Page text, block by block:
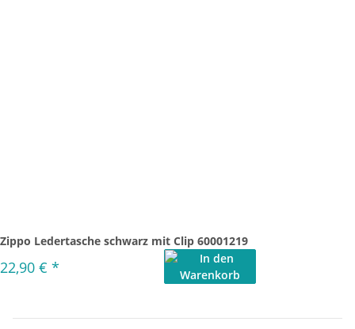
Zippo Ledertasche schwarz mit Clip 60001219
22,90 € *